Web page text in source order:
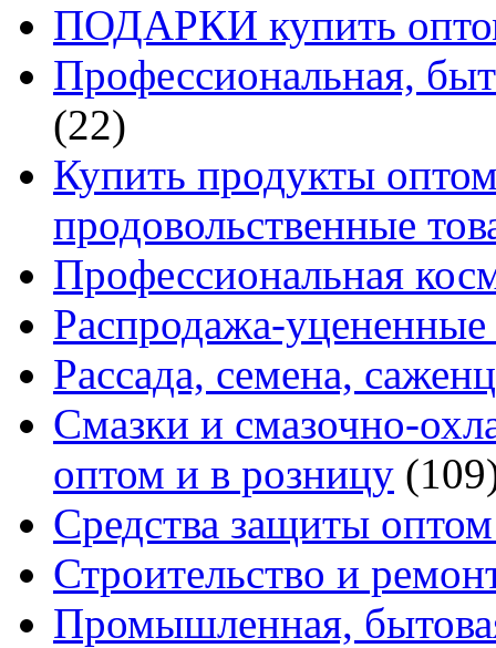
ПОДАРКИ купить
Профессиональная,
(22)
Купить продукты
продовольственные
Профессиональная
Распродажа-уцененные
Рассада, семена,
Смазки и смазочно-
оптом и в розницу
Средства защиты
Строительство и
Промышленная,